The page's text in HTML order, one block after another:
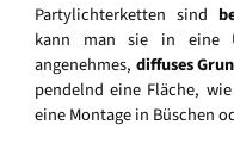
Partylichterketten sind
kann man sie in eine
angenehmes, diffuses
pendelnd eine Fläche,
eine Montage in Büschen